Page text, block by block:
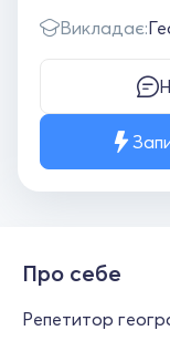
Викладає:
Про себе
Репетитор